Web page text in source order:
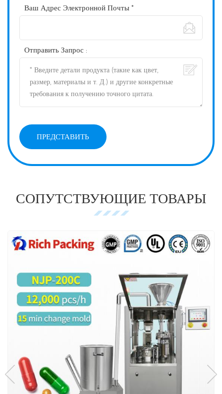
Ваш Адрес Электронной Почты *
Отправить Запрос :
СОПУТСТВУЮЩИЕ ТОВАРЫ